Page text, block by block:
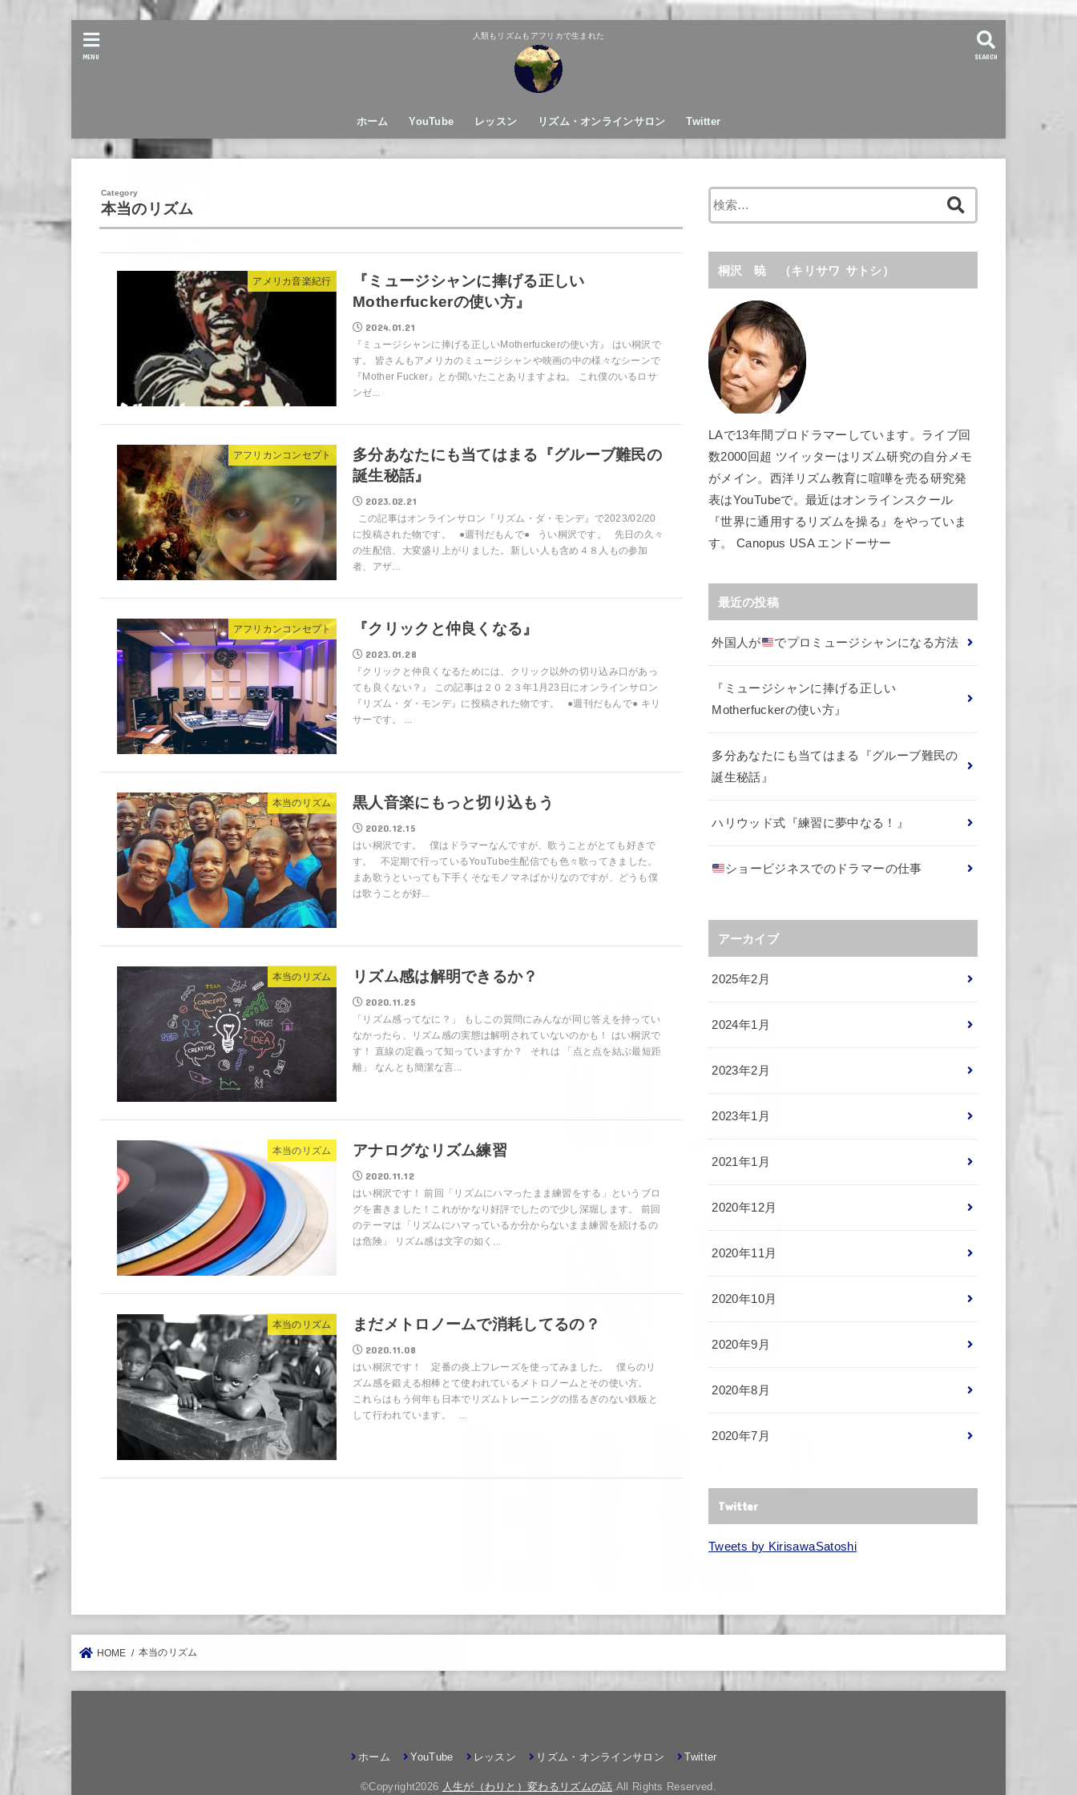
人類もリズムもアフリカで生まれた
ホーム YouTube レッスン リズム・オンラインサロン Twitter
SEARCH
MENU
本当のリズム
アメリカ音楽紀行
『ミュージシャンに捧げる正しい
Motherfuckerの使い方』
2024.01.21
『ミュージシャンに捧げる正しいMotherfuckerの使い方』 はい桐沢で
す。 皆さんもアメリカのミュージシャンや映画の中の様々なシーンで
『Mother Fucker』とか聞いたことありますよね。 これ僕のいるロサ
ンゼ...
アフリカンコンセプト
多分あなたにも当てはまる『グルーブ難民の
誕生秘話』
2023.02.21
この記事はオンラインサロン『リズム・ダ・モンデ』で2023/02/20
に投稿された物です。 ●週刊だもんで● うい桐沢です。 先日の久々
の生配信、大変盛り上がりました。新しい人も含め４８人もの参加
者、アザ...
アフリカンコンセプト 『クリックと仲良くなる』
2023.01.28
『クリックと仲良くなるためには、クリック以外の切り込み口があっ
ても良くない？』 この記事は２０２３年1月23日にオンラインサロン
『リズム・ダ・モンデ』に投稿された物です。 ●週刊だもんで● キリ
サーです。 ...
本当のリズム 黒人音楽にもっと切り込もう
2020.12.15
はい桐沢です。 僕はドラマーなんですが、歌うことがとても好きで
す。 不定期で行っているYouTube生配信でも色々歌ってきました。
まあ歌うといっても下手くそなモノマネばかりなのですが、どうも僕
は歌うことが好...
本当のリズム リズム感は解明できるか？
2020.11.25
「リズム感ってなに？」 もしこの質問にみんなが同じ答えを持ってい
なかったら、リズム感の実態は解明されていないのかも！ はい桐沢で
す！ 直線の定義って知っていますか？ それは 「点と点を結ぶ最短距
離」 なんとも簡潔な言...
本当のリズム アナログなリズム練習
2020.11.12
はい桐沢です！ 前回「リズムにハマったまま練習をする」というブロ
グを書きました！これがかなり好評でしたので少し深堀します。 前回
のテーマは「リズムにハマっているか分からないまま練習を続けるの
は危険」 リズム感は文字の如く...
本当のリズム まだメトロノームで消耗してるの？
2020.11.08
はい桐沢です！ 定番の炎上フレーズを使ってみました。 僕らのリ
ズム感を鍛える相棒とて使われているメトロノームとその使い方。
これらはもう何年も日本でリズムトレーニングの揺るぎのない鉄板と
して行われています。 ...
索
桐沢 暁 （キリサワ サトシ）
LAで13年間プロドラマーしています。ライブ回
数2000回超 ツイッターはリズム研究の自分メモ
がメイン。西洋リズム教育に喧嘩を売る研究発
表はYouTubeで。最近はオンラインスクール
『世界に通用するリズムを操る』をやっていま
す。Canopus USA エンドーサー
最近の投稿
外国人が でプロミュージシャンになる方法
『ミュージシャンに捧げる正しい
Motherfuckerの使い方』
多分あなたにも当てはまる『グルーブ難民の
誕生秘話』
ハリウッド式『練習に夢中なる！』
ショービジネスでのドラマーの仕事
アーカイブ
2025年2月
2024年1月
2023年2月
2023年1月
2021年1月
2020年12月
2020年11月
2020年10月
2020年9月
2020年8月
2020年7月
Twitter
Tweets by KirisawaSatoshi
HOME 本当のリズム
ホーム YouTube レッスン リズム・オンラインサロン Twitter
©Copyright2026 人生が（わりと）変わるリズムの話.All Rights Reserved.